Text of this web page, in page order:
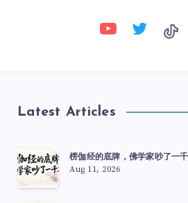
Latest Articles
楞伽经的底牌，佛学家吵了一千
Aug 11, 2026